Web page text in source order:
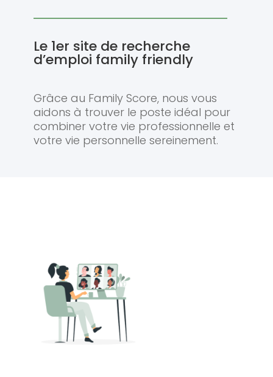
Le 1er site de recherche
d’emploi family friendly
Grâce au Family Score, nous vous
aidons à trouver le poste idéal pour
combiner votre vie professionnelle et
votre vie personnelle sereinement.